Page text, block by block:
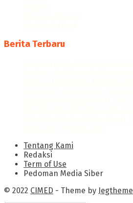
Berita Terbaru
Tentang Kami
Redaksi
Term of Use
Pedoman Media Siber
© 2022 CIMED - Theme by Jegtheme